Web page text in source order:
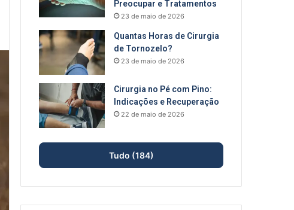
Preocupar e Tratamentos
23 de maio de 2026
Quantas Horas de Cirurgia
de Tornozelo?
23 de maio de 2026
Cirurgia no Pé com Pino:
Indicações e Recuperação
22 de maio de 2026
Tudo (184)